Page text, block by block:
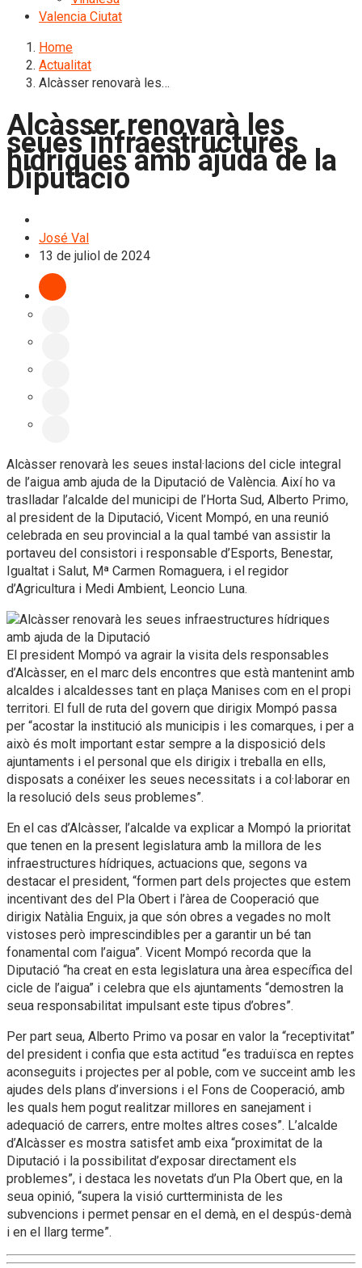
Valencia Ciutat
Home
Actualitat
Alcàsser renovarà les…
Alcàsser renovarà les
seues infraestructures
hídriques amb ajuda de la
Diputació
José Val
13 de juliol de 2024
Alcàsser renovarà les seues instal·lacions del cicle integral
de l’aigua amb ajuda de la Diputació de València. Així ho va
traslladar l’alcalde del municipi de l’Horta Sud, Alberto Primo,
al president de la Diputació, Vicent Mompó, en una reunió
celebrada en seu provincial a la qual també van assistir la
portaveu del consistori i responsable d’Esports, Benestar,
Igualtat i Salut, Mª Carmen Romaguera, i el regidor
d’Agricultura i Medi Ambient, Leoncio Luna.
El president Mompó va agrair la visita dels responsables
d’Alcàsser, en el marc dels encontres que està mantenint amb
alcaldes i alcaldesses tant en plaça Manises com en el propi
territori. El full de ruta del govern que dirigix Mompó passa
per “acostar la institució als municipis i les comarques, i per a
això és molt important estar sempre a la disposició dels
ajuntaments i el personal que els dirigix i treballa en ells,
disposats a conéixer les seues necessitats i a col·laborar en
la resolució dels seus problemes”.
En el cas d’Alcàsser, l’alcalde va explicar a Mompó la prioritat
que tenen en la present legislatura amb la millora de les
infraestructures hídriques, actuacions que, segons va
destacar el president, “formen part dels projectes que estem
incentivant des del Pla Obert i l’àrea de Cooperació que
dirigix Natàlia Enguix, ja que són obres a vegades no molt
vistoses però imprescindibles per a garantir un bé tan
fonamental com l’aigua”. Vicent Mompó recorda que la
Diputació “ha creat en esta legislatura una àrea específica del
cicle de l’aigua” i celebra que els ajuntaments “demostren la
seua responsabilitat impulsant este tipus d’obres”.
Per part seua, Alberto Primo va posar en valor la “receptivitat”
del president i confia que esta actitud “es traduïsca en reptes
aconseguits i projectes per al poble, com ve succeint amb les
ajudes dels plans d’inversions i el Fons de Cooperació, amb
les quals hem pogut realitzar millores en sanejament i
adequació de carrers, entre moltes altres coses”. L’alcalde
d’Alcàsser es mostra satisfet amb eixa “proximitat de la
Diputació i la possibilitat d’exposar directament els
problemes”, i destaca les novetats d’un Pla Obert que, en la
seua opinió, “supera la visió curtterminista de les
subvencions i permet pensar en el demà, en el despús-demà
i en el llarg terme”.